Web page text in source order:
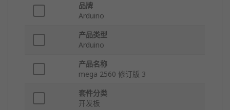
品牌
Arduino
产品类型
Arduino
产品名称
mega 2560 修订版 3
套件分类
开发板